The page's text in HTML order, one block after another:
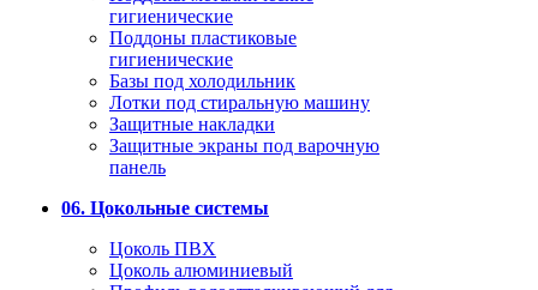
гигиенические
Поддоны пластиковые
гигиенические
Базы под холодильник
Лотки под стиральную машину
Защитные накладки
Защитные экраны под варочную
панель
06. Цокольные системы
Цоколь ПВХ
Цоколь алюминиевый